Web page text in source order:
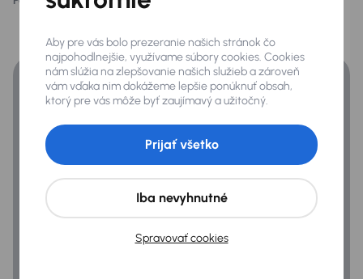
LED pre denné svietenie
Pozdĺžné strešné nosiče
Predné a zadné park. senzory
Extra
Automatické parkovanie
Dažďový senzor
Parkovacia kamera
Ťažné zariadenie
Získajte lepšie podmienky financovania ako banka.
Aby pre vás bolo prezeranie našich stránok čo
najpohodlnejšie, využívame súbory cookies. Cookies
nám slúžia na zlepšovanie našich služieb a zároveň
vám vďaka nim dokážeme lepšie ponúknuť obsah,
ktorý pre vás môže byť zaujímavý a užitočný.
Spravovať cookies
Iba nevyhnutné
Prijať všetko